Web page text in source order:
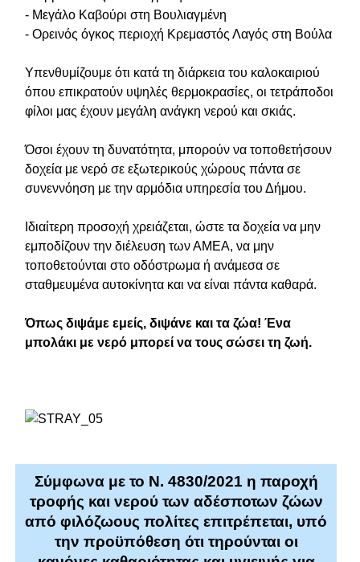
- Μεγάλο Καβούρι στη Βουλιαγμένη
- Ορεινός όγκος περιοχή Κρεμαστός Λαγός στη Βούλα
Υπενθυμίζουμε ότι κατά τη διάρκεια του καλοκαιριού
όπου επικρατούν υψηλές θερμοκρασίες, οι τετράποδοι
φίλοι μας έχουν μεγάλη ανάγκη νερού και σκιάς.
Όσοι έχουν τη δυνατότητα, μπορούν να τοποθετήσουν
δοχεία με νερό σε εξωτερικούς χώρους πάντα σε
συνεννόηση με την αρμόδια υπηρεσία του Δήμου.
Ιδιαίτερη προσοχή χρειάζεται, ώστε τα δοχεία να μην
εμποδίζουν την διέλευση των ΑΜΕΑ, να μην
τοποθετούνται στο οδόστρωμα ή ανάμεσα σε
σταθμευμένα αυτοκίνητα και να είναι πάντα καθαρά.
Όπως διψάμε εμείς, διψάνε και τα ζώα! Ένα
μπολάκι με νερό μπορεί να τους σώσει τη ζωή.
Σύμφωνα με το Ν. 4830/2021 η παροχή
τροφής και νερού των αδέσποτων ζώων
από φιλόζωους πολίτες επιτρέπεται, υπό
την προϋπόθεση ότι τηρούνται οι